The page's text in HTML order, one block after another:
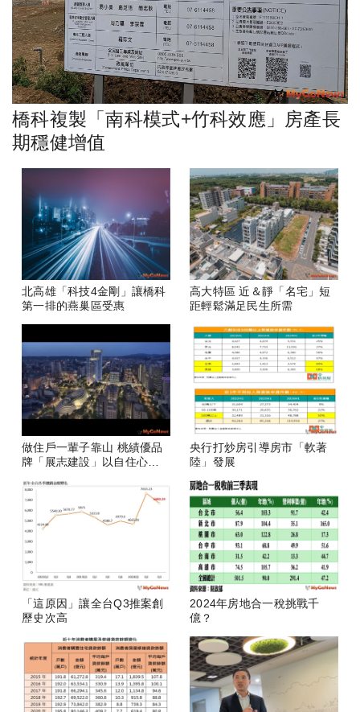
橋科複製「南科模式+竹科效應」房產長
期穩健增值
北高雄「科技4金剛」讓橋科
第一排的燕巢區受惠
高大特區 近＆靜「名宅」短
距輕鬆滿足民生所需
做住戶一輩子靠山 桃績優品
牌「展志建設」以自住心蓋
央行打炒房引導房市「軟著
陸」發展
「這原因」讓全台Q3推案創
歷史次高
2024年房地合一稅挑戰千
億？